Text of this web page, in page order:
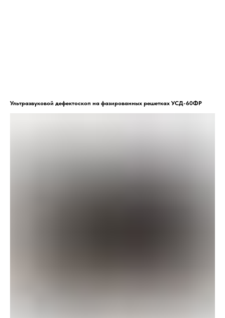
Ультразвуковой дефектоскоп на фазированных решетках УСД-60ФР